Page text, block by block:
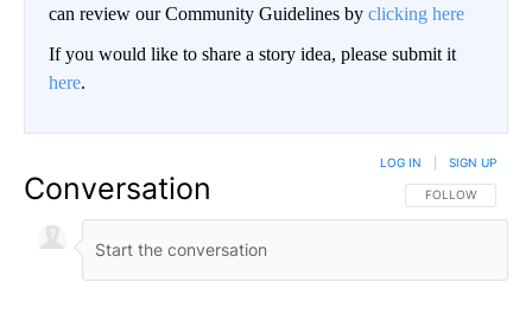
can review our Community Guidelines by clicking here
If you would like to share a story idea, please submit it
here.
Conversation FOLLOW THIS
FOLLOW
LOG IN SIGN UP